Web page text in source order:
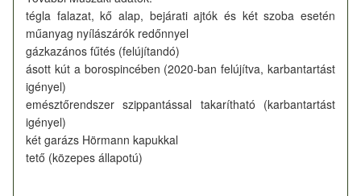
tégla falazat, kő alap, bejárati ajtók és két szoba esetén
műanyag nyílászárók redőnnyel
gázkazános fűtés (felújítandó)
ásott kút a borospincében (2020-ban felújítva, karbantartást
igényel)
emésztőrendszer szippantással takarítható (karbantartást
igényel)
két garázs Hörmann kapukkal
tető (közepes állapotú)